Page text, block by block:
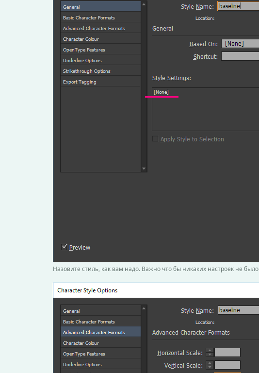
Назовите стиль, как вам надо. Важно что бы никаких настроек не было